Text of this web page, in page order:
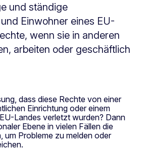
und ständige
Einwohner eines EU-
wenn sie in anderen
arbeiten oder geschäftlich
dass diese Rechte von einer
Einrichtung oder einem
Landes verletzt wurden? Dann
Ebene in vielen Fällen die
um Probleme zu melden oder